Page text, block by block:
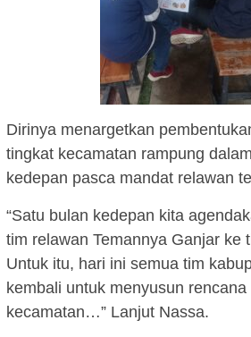
Dirinya menargetkan
tingkat kecamatan rampung
kedepan pasca mandat relawan
“Satu bulan kedepan kita
tim relawan Temannya Ganjar ke
Untuk itu, hari ini semua tim
kembali untuk menyusun
kecamatan…” Lanjut Nassa.